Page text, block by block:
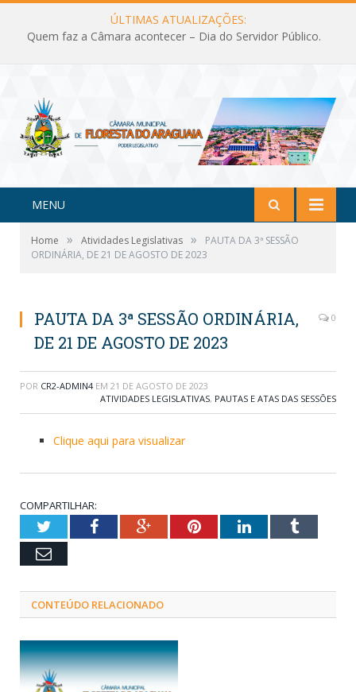
ÚLTIMAS ATUALIZAÇÕES:
Quem faz a Câmara acontecer – Dia do Servidor Público.
MENU
Home » Atividades Legislativas »
PAUTA DA 3ª SESSÃO
ORDINÁRIA, DE 21 DE AGOSTO DE 2023
PAUTA DA 3ª SESSÃO ORDINÁRIA,
DE 21 DE AGOSTO DE 2023
0
POR CR2-ADMIN4 EM 21 DE AGOSTO DE 2023
ATIVIDADES LEGISLATIVAS, PAUTAS E ATAS DAS SESSÕES
Clique aqui para visualizar
COMPARTILHAR:
TwitterFacebookGoogle+PinterestLinkedInTumblr
Email
CONTEÚDO RELACIONADO